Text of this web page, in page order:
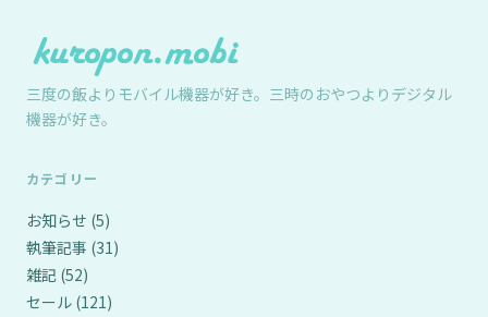
三度の飯よりモバイル機器が好き。三時のおやつよりデジタル
機器が好き。
カテゴリー
お知らせ (5)
執筆記事 (31)
雑記 (52)
セール (121)